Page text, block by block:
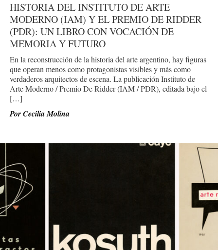
HISTORIA DEL INSTITUTO DE ARTE
MODERNO (IAM) Y EL PREMIO DE RIDDER
(PDR): UN LIBRO CON VOCACIÓN DE
MEMORIA Y FUTURO
En la reconstrucción de la historia del arte argentino, hay figuras
que operan menos como protagonistas visibles y más como
verdaderos arquitectos de escena. La publicación Instituto de
Arte Moderno / Premio De Ridder (IAM / PDR), editada bajo el
[…]
PorCecilia Molina